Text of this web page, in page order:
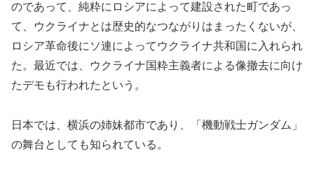
のであって、純粋にロシアによって建設された町であっ
て、ウクライナとは歴史的なつながりはまったくないが、
ロシア革命後にソ連によってウクライナ共和国に入れられ
た。最近では、ウクライナ国粋主義者による像撤去に向け
たデモも行われたという。
日本では、横浜の姉妹都市であり、「機動戦士ガンダム」
の舞台としても知られている。